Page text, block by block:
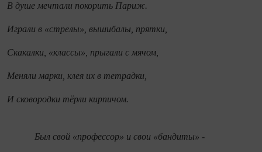
В душе мечтали покорить Париж.
Играли в «стрелы», вышибалы, прятки,
Скакалки, «классы», прыгали с мячом,
Меняли марки, клея их в тетрадки,
И сковородки тёрли кирпичом.
Был свой «профессор» и свои «бандиты» -